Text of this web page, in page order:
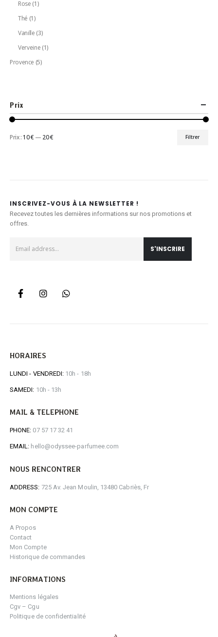
Rose (1)
Thé (1)
Vanille (3)
Verveine (1)
Provence (5)
Prix
Prix
Prix
Filtrer
Prix :10 € — 20 €
INSCRIVEZ-VOUS À LA NEWSLETTER !
Recevez toutes les dernières informations sur nos promotions et
offres.
HORAIRES
LUNDI - VENDREDI: 10h - 18h
SAMEDI: 10h - 13h
MAIL & TELEPHONE
PHONE: 07 57 17 32 41
EMAIL: hello@odyssee-parfumee.com
NOUS RENCONTRER
ADDRESS: 725 Av. Jean Moulin, 13480 Cabriès, Fr
MON COMPTE
A Propos
Contact
Mon Compte
Historique de commandes
INFORMATIONS
Mentions légales
Cgv – Cgu
Politique de confidentialité